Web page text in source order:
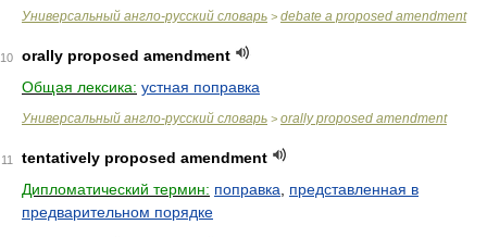
Универсальный англо-русский словарь > debate a proposed amendment
10
orally proposed amendment
Общая лексика: устная поправка
Универсальный англо-русский словарь > orally proposed amendment
11
tentatively proposed amendment
Дипломатический термин: поправка
представленная в
предварительном порядке